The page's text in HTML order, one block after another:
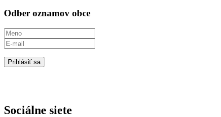
Odber oznamov obce
Prihlásiť sa
Sociálne siete